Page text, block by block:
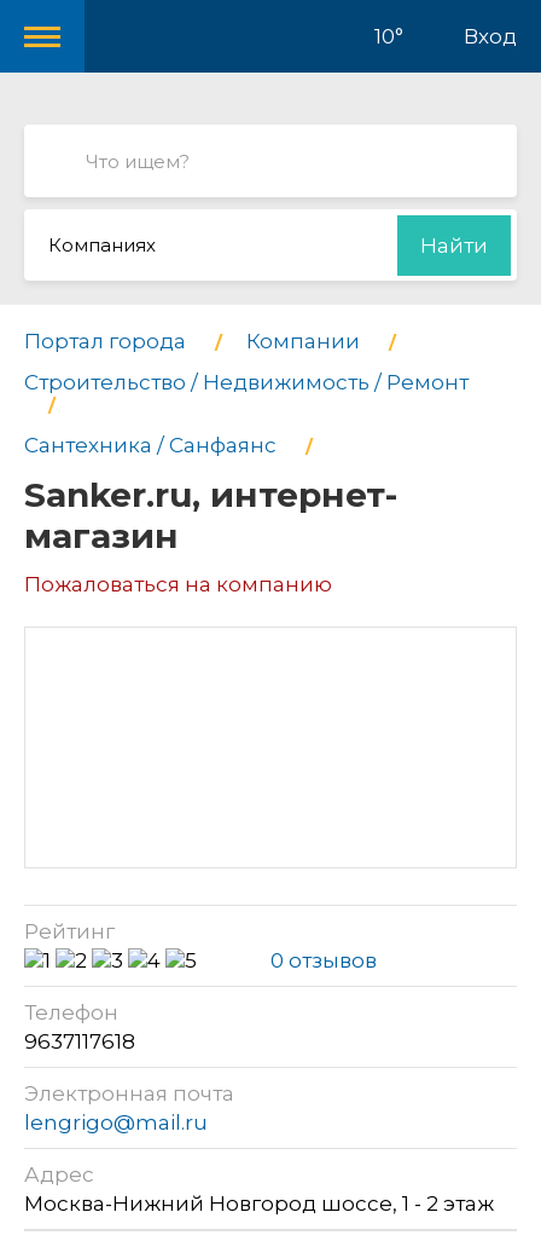
10° Вход
Компаниях Найти
Портал города
Компании
Строительство / Недвижимость / Ремонт
Сантехника / Санфаянс
Sanker.ru, интернет-
магазин
Пожаловаться на компанию
Рейтинг
0 отзывов
Телефон
9637117618
Электронная почта
lengrigo@mail.ru
Адрес
Москва-Нижний Новгород шоссе, 1 - 2 этаж